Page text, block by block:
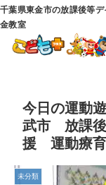
千葉県東金市の放課後等
金教室
今日の運
武市 放課
援 運動療育
未分類